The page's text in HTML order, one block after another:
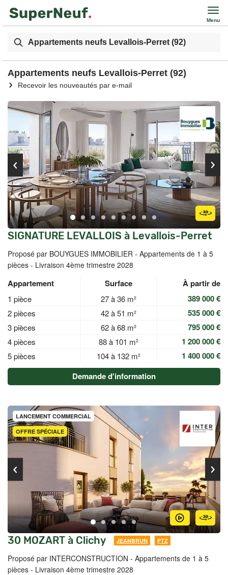
Menu
Appartements neufs Levallois-Perret (92)
Appartements neufs Levallois-Perret (92)
Recevoir les nouveautés par e-mail
SIGNATURE LEVALLOIS à Levallois-Perret
Proposé par BOUYGUES IMMOBILIER - Appartements de 1 à 5
pièces - Livraison 4ème trimestre 2028
Appartement Surface À partir de
1 pièce 27 à 36 m² 389 000 €
2 pièces 42 à 51 m² 535 000 €
3 pièces 62 à 68 m² 795 000 €
4 pièces 88 à 101 m² 1 200 000 €
5 pièces 104 à 132 m²
1 400 000 €
Demande d'information
OFFRE SPÉCIALE
LANCEMENT COMMERCIAL
30 MOZART à Clichy JEANBRUN PTZ
Proposé par INTERCONSTRUCTION - Appartements de 1 à 5
pièces - Livraison 4ème trimestre 2028